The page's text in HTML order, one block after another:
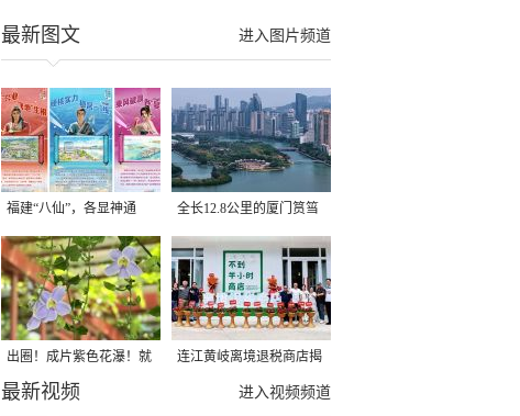
进入图片频道
最新图文
福建“八仙”，各显神通 全长12.8公里的厦门筼筜
湖健身步道全线贯通
出圈！成片紫色花瀑！就
在光明港公园
连江黄岐离境退税商店揭
进入视频频道
最新视频